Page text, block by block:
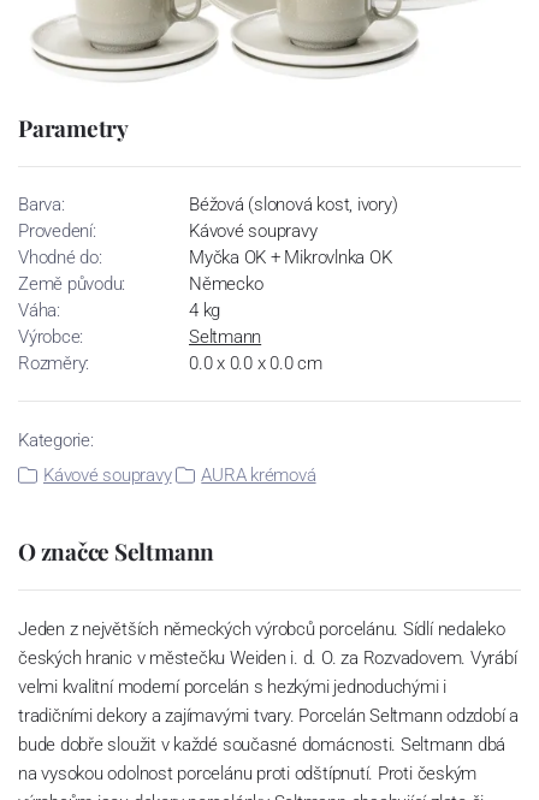
Parametry
Barva:
Béžová (slonová kost, ivory)
Provedení:
Kávové soupravy
Vhodné do:
Myčka OK + Mikrovlnka OK
Země původu:
Německo
Váha:
4 kg
Výrobce:
Seltmann
Rozměry:
0.0 x 0.0 x 0.0 cm
Kategorie:
Kávové soupravy
AURA krémová
O značce Seltmann
Jeden z největších německých výrobců porcelánu. Sídlí nedaleko
českých hranic v městečku Weiden i. d. O. za Rozvadovem. Vyrábí
velmi kvalitní moderní porcelán s hezkými jednoduchými i
tradičními dekory a zajímavými tvary. Porcelán Seltmann odzdobí a
bude dobře sloužit v každé současné domácnosti. Seltmann dbá
na vysokou odolnost porcelánu proti odštípnutí. Proti českým